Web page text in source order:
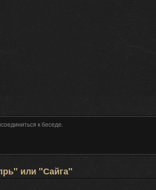
к беседе.
или "Сайга"